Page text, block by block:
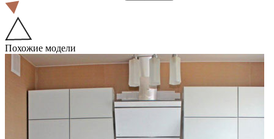
Похожие модели